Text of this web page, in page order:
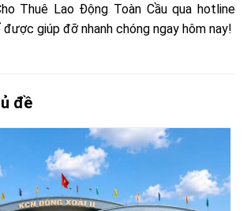
Thuê Lao Động Toàn Cầu qua hotline
được giúp đỡ nhanh chóng ngay hôm nay!
đề